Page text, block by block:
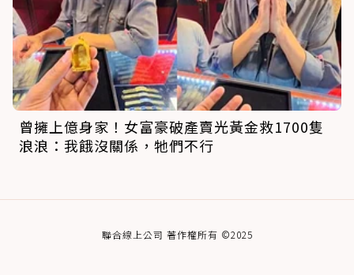
曾擁上億身家！女富豪破產賣光黃金救1700隻
浪浪：我餓沒關係，牠們不行
聯合線上公司 著作權所有 ©2025